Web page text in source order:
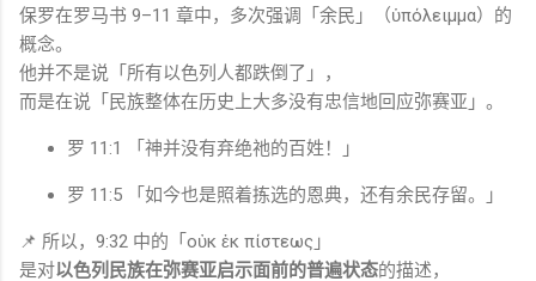
保罗在罗马书 9–11 章中，多次强调「余民」（ὑπόλειμμα）的
概念。
他并不是说「所有以色列人都跌倒了」，
而是在说「民族整体在历史上大多没有忠信地回应弥赛亚」。
罗 11:1 「神并没有弃绝祂的百姓！」
罗 11:5 「如今也是照着拣选的恩典，还有余民存留。」
📌 所以，9:32 中的「οὐκ ἐκ πίστεως」
是对以色列民族在弥赛亚启示面前的普遍状态的描述，